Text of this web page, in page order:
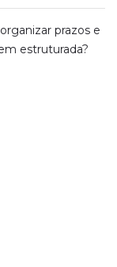
prazos e
estruturada?